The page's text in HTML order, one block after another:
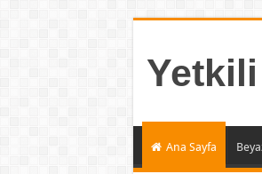
Ana Sayfa